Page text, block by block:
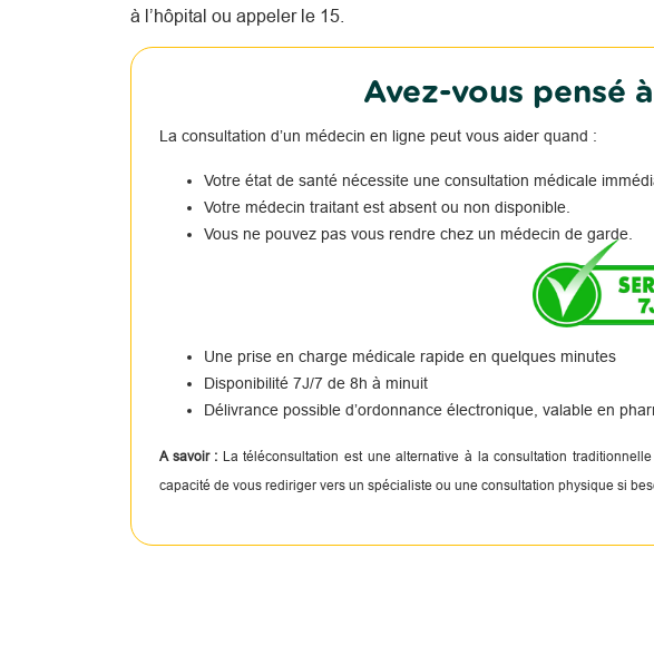
à l’hôpital ou appeler le 15.
Avez-vous pensé
La consultation d’un médecin en ligne peut vous aider quand :
Votre état de santé nécessite une consultation médicale
Votre médecin traitant est absent ou non disponible.
Vous ne pouvez pas vous rendre chez un médecin de garde.
Une prise en charge médicale rapide en quelques minutes
Disponibilité 7J/7 de 8h à minuit
Délivrance possible d’ordonnance électronique, valable en
A savoir : La téléconsultation est une alternative à la consultation
capacité de vous rediriger vers un spécialiste ou une consultation physique si